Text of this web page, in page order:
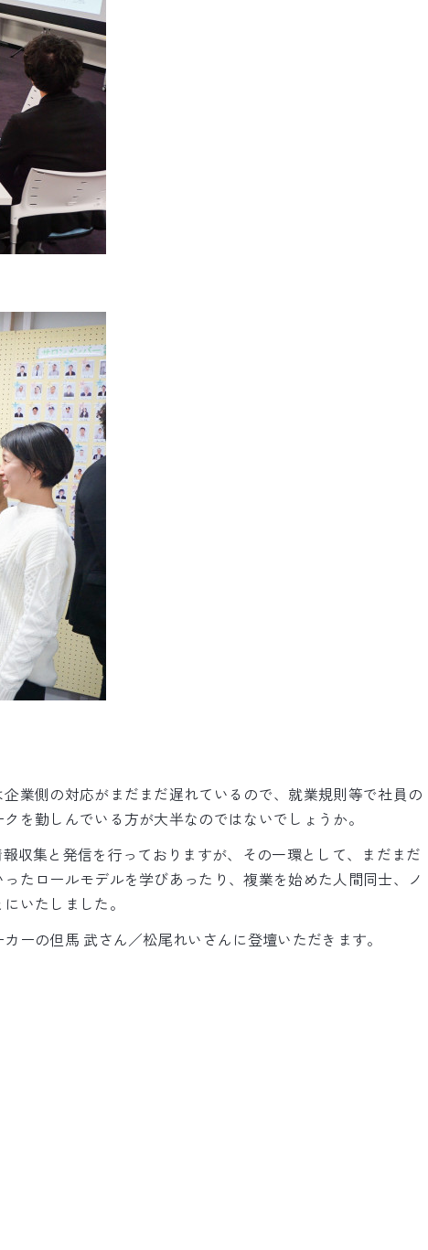
業側の対応がまだまだ遅れているので、就業規則等で社員の
を勤しんでいる方が大半なのではないでしょうか。
集と発信を行っておりますが、その一環として、まだまだ
たロールモデルを学びあったり、複業を始めた人間同士、ノ
いたしました。
ーの但馬 武さん／松尾れいさんに登壇いただきます。